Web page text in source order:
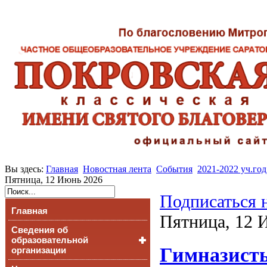
Вы здесь: Главная Новостная лента События 2021-2022 уч.год
Пятница, 12 Июнь 2026
Главная
Сведения об
образовательной
организации
Подписаться
Пятница, 12